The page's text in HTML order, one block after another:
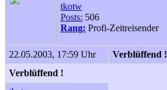
tkotw
Posts: 506
Rang: Profi-Zeitreisender
22.05.2003, 17:59 Uhr
Verblüffend !
Verblüffend !